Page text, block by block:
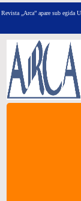
Revista „Arca” apare sub